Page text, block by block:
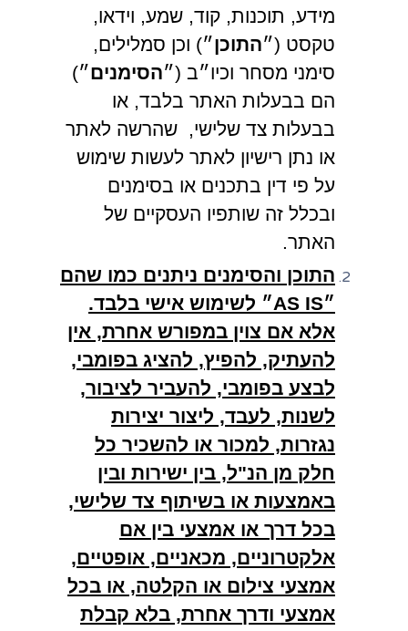
מידע, תוכנות, קוד, שמע, וידאו,
טקסט (״התוכן״) וכן סמלילים,
סימני מסחר וכיו״ב (״הסימנים״)
הם בבעלות האתר בלבד, או
בבעלות צד שלישי, שהרשה לאתר
או נתן רישיון לאתר לעשות שימוש
על פי דין בתכנים או בסימנים
ובכלל זה שותפיו העסקיים של
האתר.
התוכן והסימנים ניתנים כמו שהם
״AS IS״ לשימוש אישי בלבד.
אלא אם צוין במפורש אחרת, אין
להעתיק, להפיץ, להציג בפומבי,
לבצע בפומבי, להעביר לציבור,
לשנות, לעבד, ליצור יצירות
נגזרות, למכור או להשכיר כל
חלק מן הנ"ל, בין ישירות ובין
באמצעות או בשיתוף צד שלישי,
בכל דרך או אמצעי בין אם
אלקטרוניים, מכאניים, אופטיים,
אמצעי צילום או הקלטה, או בכל
אמצעי ודרך אחרת, בלא קבלת